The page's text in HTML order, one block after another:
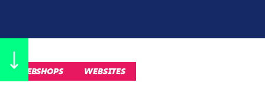
WEBSHOPS WEBSITES